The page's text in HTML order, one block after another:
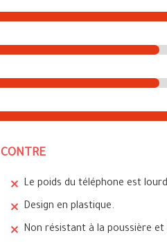
CONTRE
Le poids du téléphone est
Design en plastique.
Non résistant à la poussière et